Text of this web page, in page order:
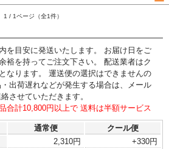
1 / 1ページ（全1件）
を目安に発送いたします。 お届け日をご
裕を持ってご注文下さい。 配送業者はク
なります。 運送便の選択はできませんの
出荷遅れなどが発生する場合は、メール
させていただきます。
合計10,800円以上で 送料は半額サービス
通常便
クール便
2,310円
+330円